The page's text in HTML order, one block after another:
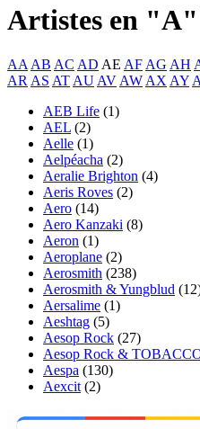
Artistes en "A"
AA AB AC AD AE AF AG AH
AR AS AT AU AV AW AX AY
AEB Life (1)
AEL (2)
Aelle (1)
Aelpéacha (2)
Aeralie Brighton (4)
Aeris Roves (2)
Aero (14)
Aero Kanzaki (8)
Aeron (1)
Aeroplane (2)
Aerosmith (238)
Aerosmith & Yungblud
Aersalime (1)
Aeshtag (5)
Aesop Rock (27)
Aesop Rock &
Aespa (130)
Aexcit (2)